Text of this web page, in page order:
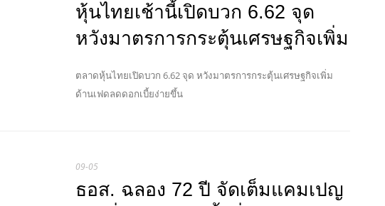
หุ้นไทยเช้านี้เปิดบวก 6.62 จุด
หวังมาตรการกระตุ้นเศรษฐกิจเพิ่ม
ตลาดหุ้นไทยเปิดบวก 6.62 จุด หวังมาตรการกระตุ้นเศรษฐกิจเพิ่ม
ด้านเฟดลดดอกเบี้ยง่ายขึ้น
09-05